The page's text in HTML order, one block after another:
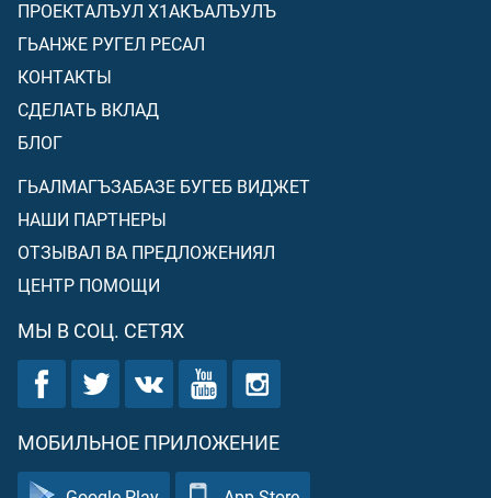
ПРОЕКТАЛЪУЛ Х1АКЪАЛЪУЛЪ
ГЬАНЖЕ РУГЕЛ РЕСАЛ
КОНТАКТЫ
СДЕЛАТЬ ВКЛАД
БЛОГ
ГЬАЛМАГЪЗАБАЗЕ БУГЕБ ВИДЖЕТ
НАШИ ПАРТНЕРЫ
ОТЗЫВАЛ ВА ПРЕДЛОЖЕНИЯЛ
ЦЕНТР ПОМОЩИ
МЫ В СОЦ. СЕТЯХ
МОБИЛЬНОЕ ПРИЛОЖЕНИЕ